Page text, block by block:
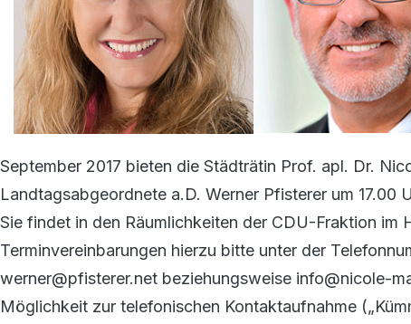
September 2017 bieten die Städträtin Prof. apl. Dr.
Landtagsabgeordnete a.D. Werner Pfisterer um 17.00
Sie findet in den Räumlichkeiten der CDU-Fraktion im
Terminvereinbarungen hierzu bitte unter der
werner@pfisterer.net beziehungsweise info@nicole-
Möglichkeit zur telefonischen Kontaktaufnahme